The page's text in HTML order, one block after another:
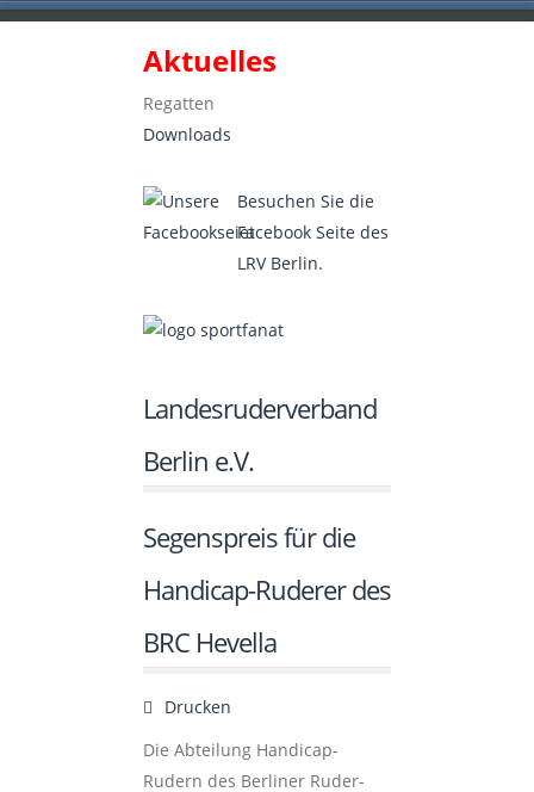
Landesruderverband Berlin e.V.
Aktuelles
Regatten
Downloads
Besuchen Sie die
Facebook Seite des
LRV Berlin.
Landesruderverband
Berlin e.V.
Segenspreis für die
Handicap-Ruderer des
BRC Hevella
Drucken
Die Abteilung Handicap-
Rudern des Berliner Ruder-